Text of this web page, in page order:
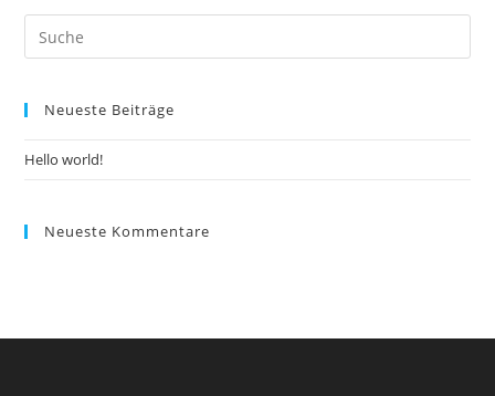
Suche
nach:
Neueste Beiträge
Hello world!
Neueste Kommentare